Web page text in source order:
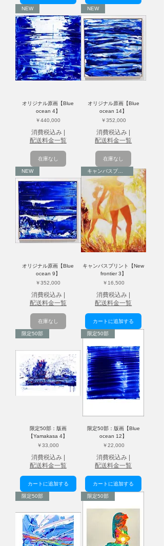
NEW
オリジナル原画【Blue
ocean 4】
価格
￥440,000
消費税込み|
配送料金一覧
在庫なし
NEW
オリジナル原画【Blue
ocean 14】
価格
￥352,000
消費税込み
配送料金一覧
在庫なし
NEW
オリジナル原画【Blue
ocean 9】
価格
￥352,000
消費税込み|
配送料金一覧
在庫なし
キャンバスプリント
キャンバスプリント【New
frontier 3】
価格
￥16,500
消費税込み
配送料金一覧
カートに追加する
限定50部
限定50部：版画
【Yamakasa 4】
価格
￥33,000
消費税込み|
配送料金一覧
カートに追加する
限定50部
限定50部：版画【Blue
ocean 12】
価格
￥22,000
消費税込み
配送料金一覧
カートに追加する
限定50部 限定50部